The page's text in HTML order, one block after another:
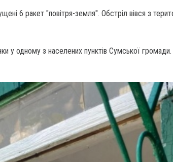
6 ракет "повітря-земля". Обстріл вівся з
у одному з населених пунктів Сумської